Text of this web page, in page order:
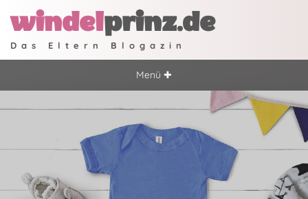
windelprinz.de
Das Eltern Blogazin
Menü ✚